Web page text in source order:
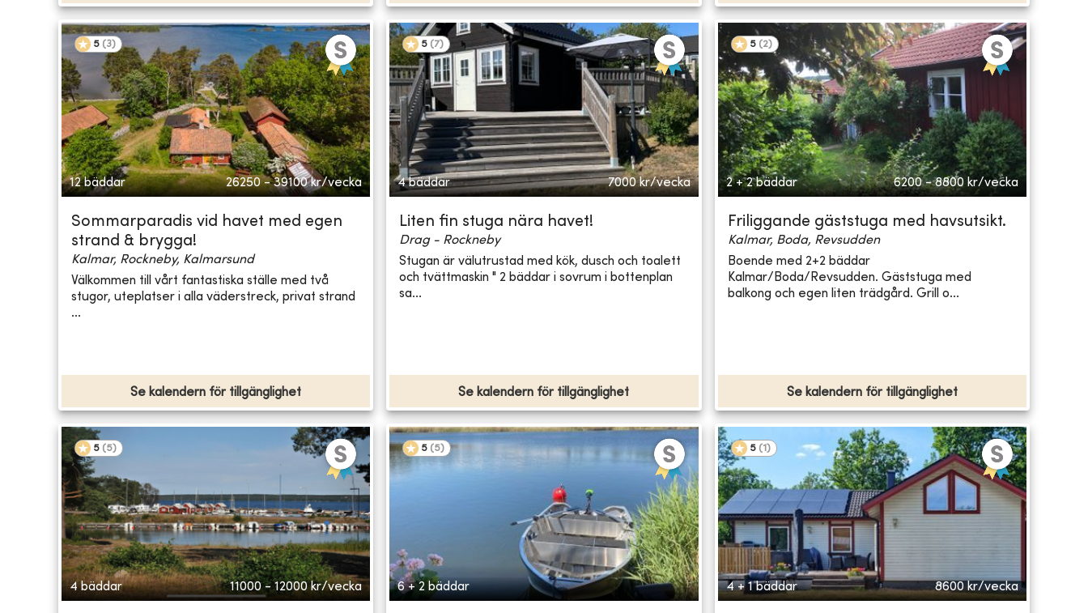
5 (3)
12 bäddar 26250 - 39100 kr/vecka
Sommarparadis vid havet med egen
strand & brygga!
Kalmar, Rockneby, Kalmarsund
Välkommen till vårt fantastiska ställe med två
stugor, uteplatser i alla väderstreck, privat strand
...
Se kalendern för tillgänglighet
5 (7)
4 bäddar 7000 kr/vecka
Liten fin stuga nära havet!
Drag - Rockneby
Stugan är välutrustad med kök, dusch och toalett
och tvättmaskin " 2 bäddar i sovrum i bottenplan
sa...
Se kalendern för tillgänglighet
5 (2)
2 + 2 bäddar 6200 - 8800 kr/vecka
Friliggande gäststuga med havsutsikt.
Kalmar, Boda, Revsudden
Boende med 2+2 bäddar
Kalmar/Boda/Revsudden. Gäststuga med
balkong och egen liten trädgård. Grill o...
Se kalendern för tillgänglighet
5 (5)
4 bäddar 11000 - 12000 kr/vecka
5 (5)
6 + 2 bäddar
5 (1 )
4 + 1 bäddar 8600 kr/vecka